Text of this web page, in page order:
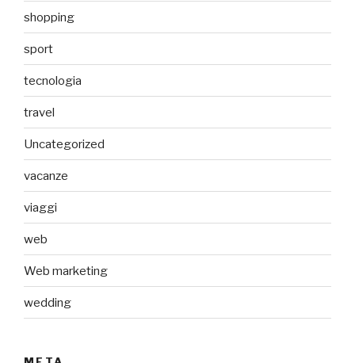
shopping
sport
tecnologia
travel
Uncategorized
vacanze
viaggi
web
Web marketing
wedding